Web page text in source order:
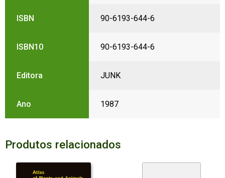
ISBN 90-6193-644-6
ISBN10 90-6193-644-6
Editora JUNK
Ano 1987
Produtos relacionados